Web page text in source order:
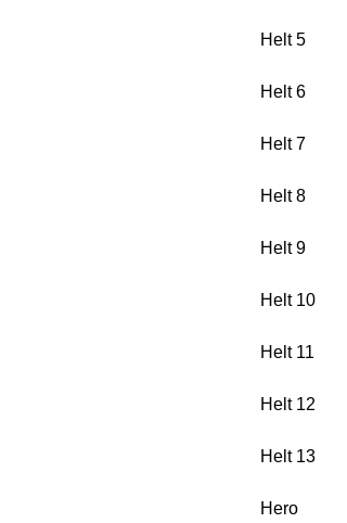
Helt 5
Helt 6
Helt 7
Helt 8
Helt 9
Helt 10
Helt 11
Helt 12
Helt 13
Hero